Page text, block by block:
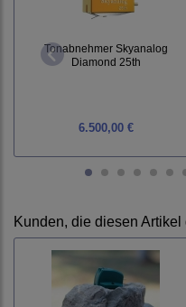
Tonabnehmer Skyanalog
Diamond 25th
6.500,00 €
Kunden, die diesen